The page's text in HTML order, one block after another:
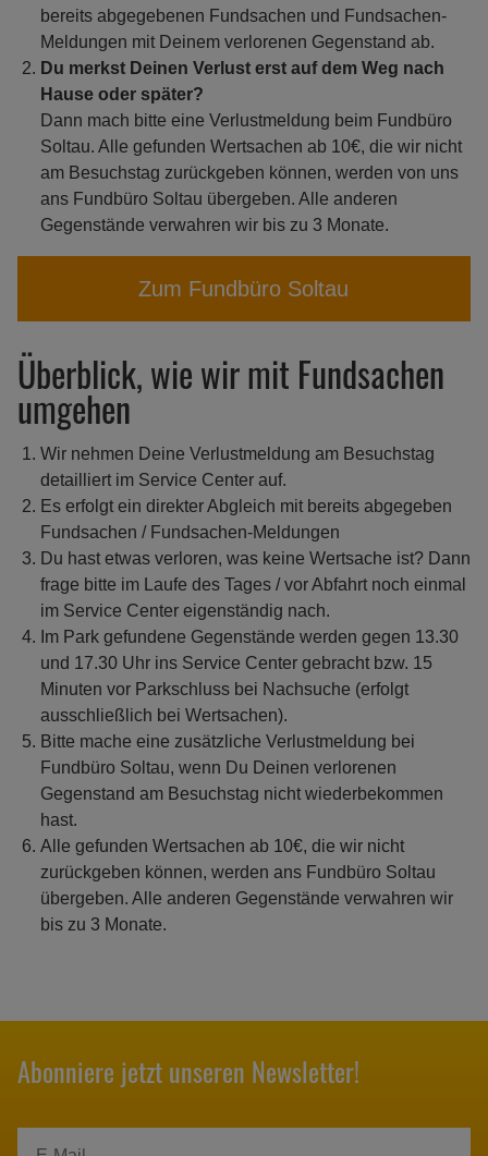
bereits abgegebenen Fundsachen und Fundsachen-
Meldungen mit Deinem verlorenen Gegenstand ab.
Du merkst Deinen Verlust erst auf dem Weg nach
Hause oder später?
Dann mach bitte eine Verlustmeldung beim Fundbüro
Soltau. Alle gefunden Wertsachen ab 10€, die wir nicht
am Besuchstag zurückgeben können, werden von uns
ans Fundbüro Soltau übergeben. Alle anderen
Gegenstände verwahren wir bis zu 3 Monate.
Zum Fundbüro Soltau
Überblick, wie wir mit Fundsachen
umgehen
Wir nehmen Deine Verlustmeldung am Besuchstag
detailliert im Service Center auf.
Es erfolgt ein direkter Abgleich mit bereits abgegeben
Fundsachen / Fundsachen-Meldungen
Du hast etwas verloren, was keine Wertsache ist? Dann
frage bitte im Laufe des Tages / vor Abfahrt noch einmal
im Service Center eigenständig nach.
Im Park gefundene Gegenstände werden gegen 13.30
und 17.30 Uhr ins Service Center gebracht bzw. 15
Minuten vor Parkschluss bei Nachsuche (erfolgt
ausschließlich bei Wertsachen).
Bitte mache eine zusätzliche Verlustmeldung bei
Fundbüro Soltau, wenn Du Deinen verlorenen
Gegenstand am Besuchstag nicht wiederbekommen
hast.
Alle gefunden Wertsachen ab 10€, die wir nicht
zurückgeben können, werden ans Fundbüro Soltau
übergeben. Alle anderen Gegenstände verwahren wir
bis zu 3 Monate.
Abonniere jetzt unseren Newsletter!